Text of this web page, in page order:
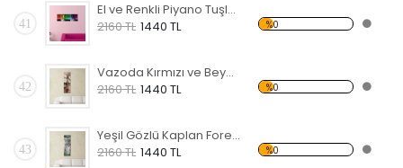
41
El ve Renkli Piyano Tuşları Forex Tablo
2160 TL 1440 TL %0
42
Vazoda Kırmızı ve Beyaz Çiçek Forex Tablo
2160 TL 1440 TL %0
43
Yeşil Gözlü Kaplan Forex Tablo
2160 TL 1440 TL %0